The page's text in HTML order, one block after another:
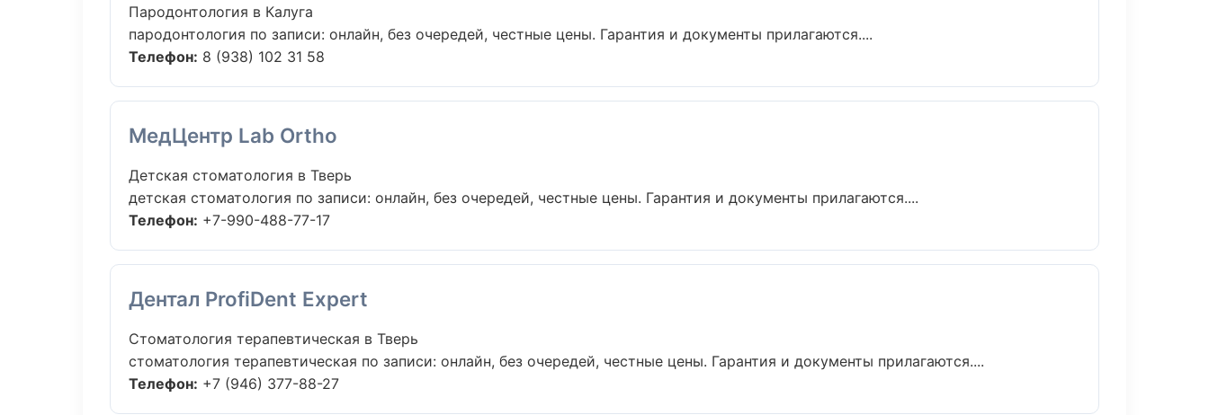
Пародонтология в Калуга
пародонтология по записи: онлайн, без очередей, честные цены. Гарантия и документы прилагаются....
Телефон: 8 (938) 102 31 58
МедЦентр Lab Ortho
Детская стоматология в Тверь
детская стоматология по записи: онлайн, без очередей, честные цены. Гарантия и документы прилагаются....
Телефон: +7-990-488-77-17
Дентал ProfiDent Expert
Стоматология терапевтическая в Тверь
стоматология терапевтическая по записи: онлайн, без очередей, честные цены. Гарантия и документы прилагаются....
Телефон: +7 (946) 377-88-27